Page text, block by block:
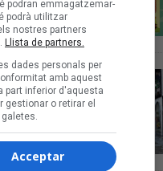
podran emmagatzemar-
podrà utilitzar
nostres partners
Llista de partners.
dades personals per
amb aquest
part inferior d'aquesta
gestionar o retirar el
Acceptar